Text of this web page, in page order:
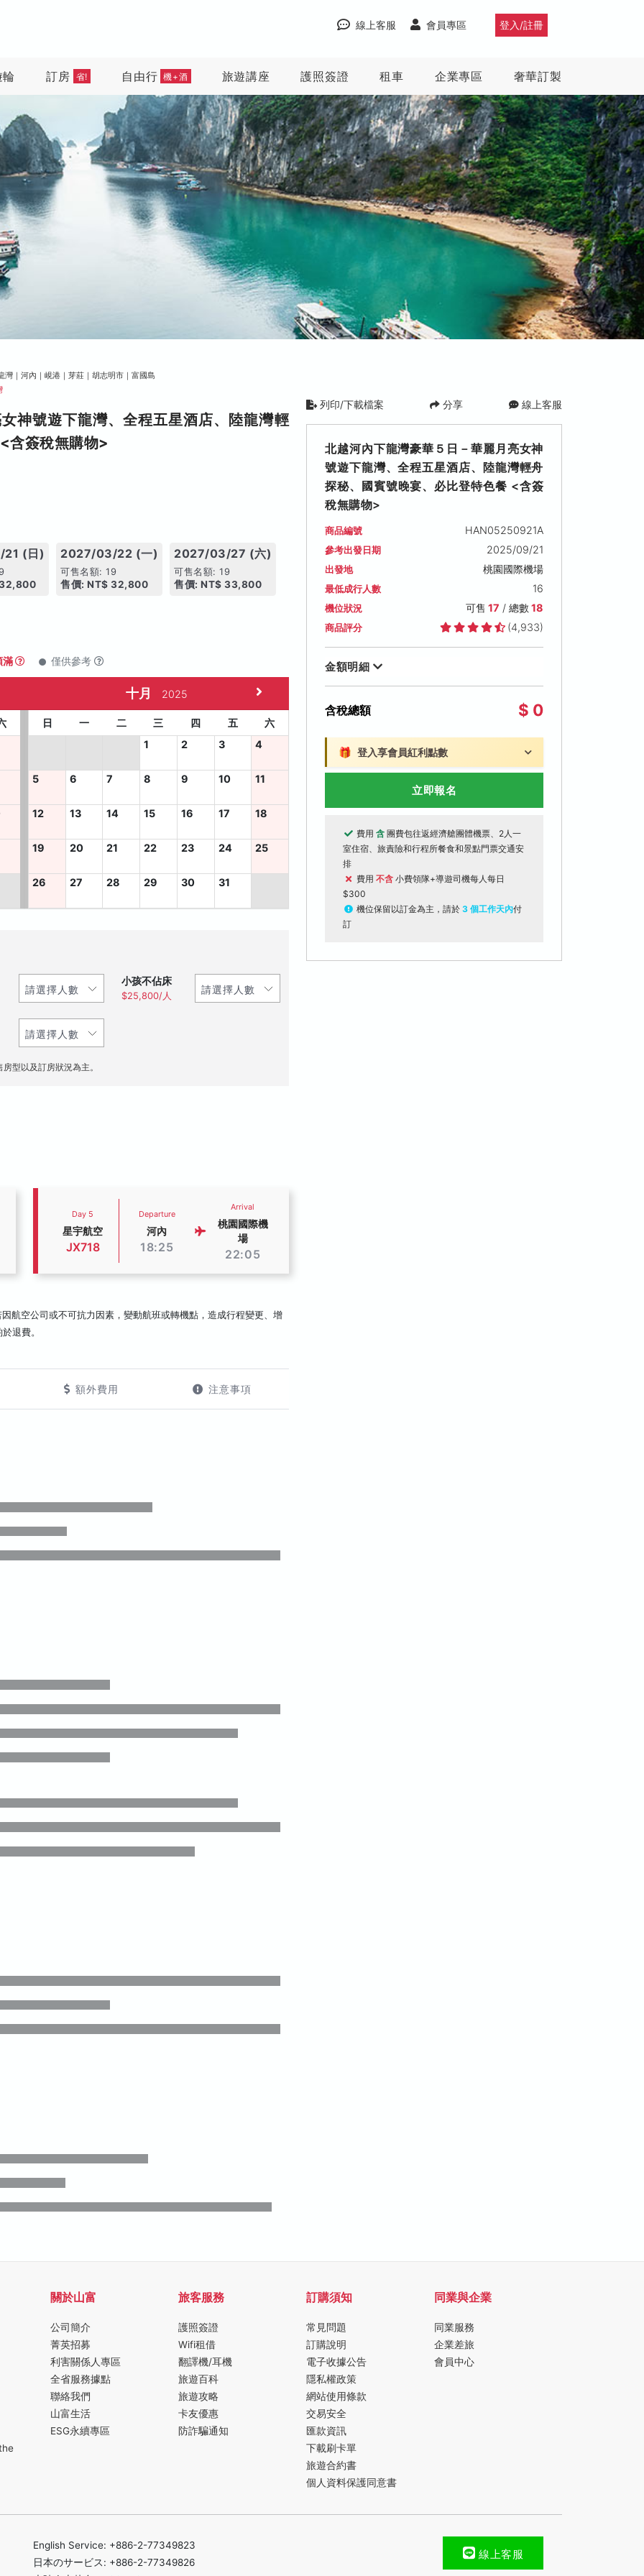
登入/註冊
會員專區
線上客服
訂房 省! 自由行 機+酒 旅遊講座 護照簽證 租車 企業專區 奢華訂製
灣｜河內｜峴港｜芽莊｜胡志明市｜富國島
神號遊下龍灣、全程五星酒店、陸龍灣輕
含簽稅無購物>
(日) 2027/03/22 (一)
可售名額: 19
售價: NT$ 32,800
2027/03/27 (六)
可售名額: 19
售價: NT$ 33,800
滿 僅供參考
十月 2025
日 一 二 三 四 五
六
1
2 3 4
5 6 7 8 9 10 11
12 13 14 15 16 17 18
19 20 21 22 23 24 25
26 27 28 29 30 31
小孩不佔床
$25,800/人
型以及訂房狀況為主。
Day 5
星宇航空
JX718
Departure
河內
18:25
Arrival
桃園國際機
場
22:05
航空公司或不可抗力因素，變動航班或轉機點，造成行程變更、增
退費。
額外費用 注意事項
列印/下載檔案 分享 線上客服
北越河內下龍灣豪華５日－華麗月亮女神
號遊下龍灣、全程五星酒店、陸龍灣輕舟
探秘、國賓號晚宴、必比登特色餐 <含簽
稅無購物>
商品編號 HAN05250921A
參考出發日期 2025/09/21
出發地 桃園國際機場
最低成行人數 16
機位狀況 可售 17 / 總數18
商品評分 (4,933)
金額明細
含稅總額 $ 0
🎁 登入享會員紅利點數
立即報名
費用 含 團費包往返經濟艙團體機票、2人一
室住宿、旅責險和行程所餐食和景點門票交通安
排
費用 不含 小費領隊+導遊司機每人每日
$300
機位保留以訂金為主，請於 3 個工作天內付
訂
關於山富
公司簡介
菁英招募
利害關係人專區
全省服務據點
聯絡我們
山富生活
ESG永續專區
旅客服務
護照簽證
Wifi租借
翻譯機/耳機
旅遊百科
旅遊攻略
卡友優惠
防詐騙通知
訂購須知
常見問題
訂購說明
電子收據公告
隱私權政策
網站使用條款
交易安全
匯款資訊
下載刷卡單
旅遊合約書
個人資料保護同意書
同業與企業
同業服務
企業差旅
會員中心
English Service: +886-2-77349823
日本のサービス: +886-2-77349826
線上客服